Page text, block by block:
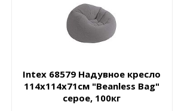
Intex 68579 Надувное кресло
114х114х71см "Beanless Bag"
серое, 100кг